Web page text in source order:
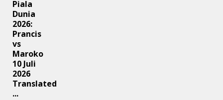
Piala
Dunia
2026:
Prancis
vs
Maroko
10 Juli
2026
Translated
...